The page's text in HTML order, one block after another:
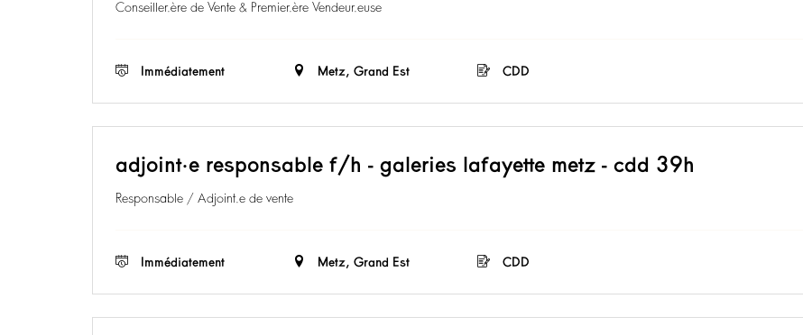
Conseiller.ère de Vente & Premier.ère Vendeur.euse
Immédiatement Metz, Grand Est CDD
adjoint·e responsable f/h - galeries lafayette metz - cdd 39h
Responsable / Adjoint.e de vente
Immédiatement Metz, Grand Est CDD